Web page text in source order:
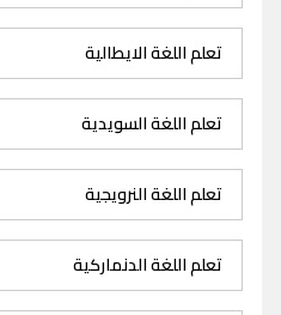
تعلم اللغة الايطالية
تعلم اللغة السويدية
تعلم اللغة النرويجية
تعلم اللغة الدنماركية